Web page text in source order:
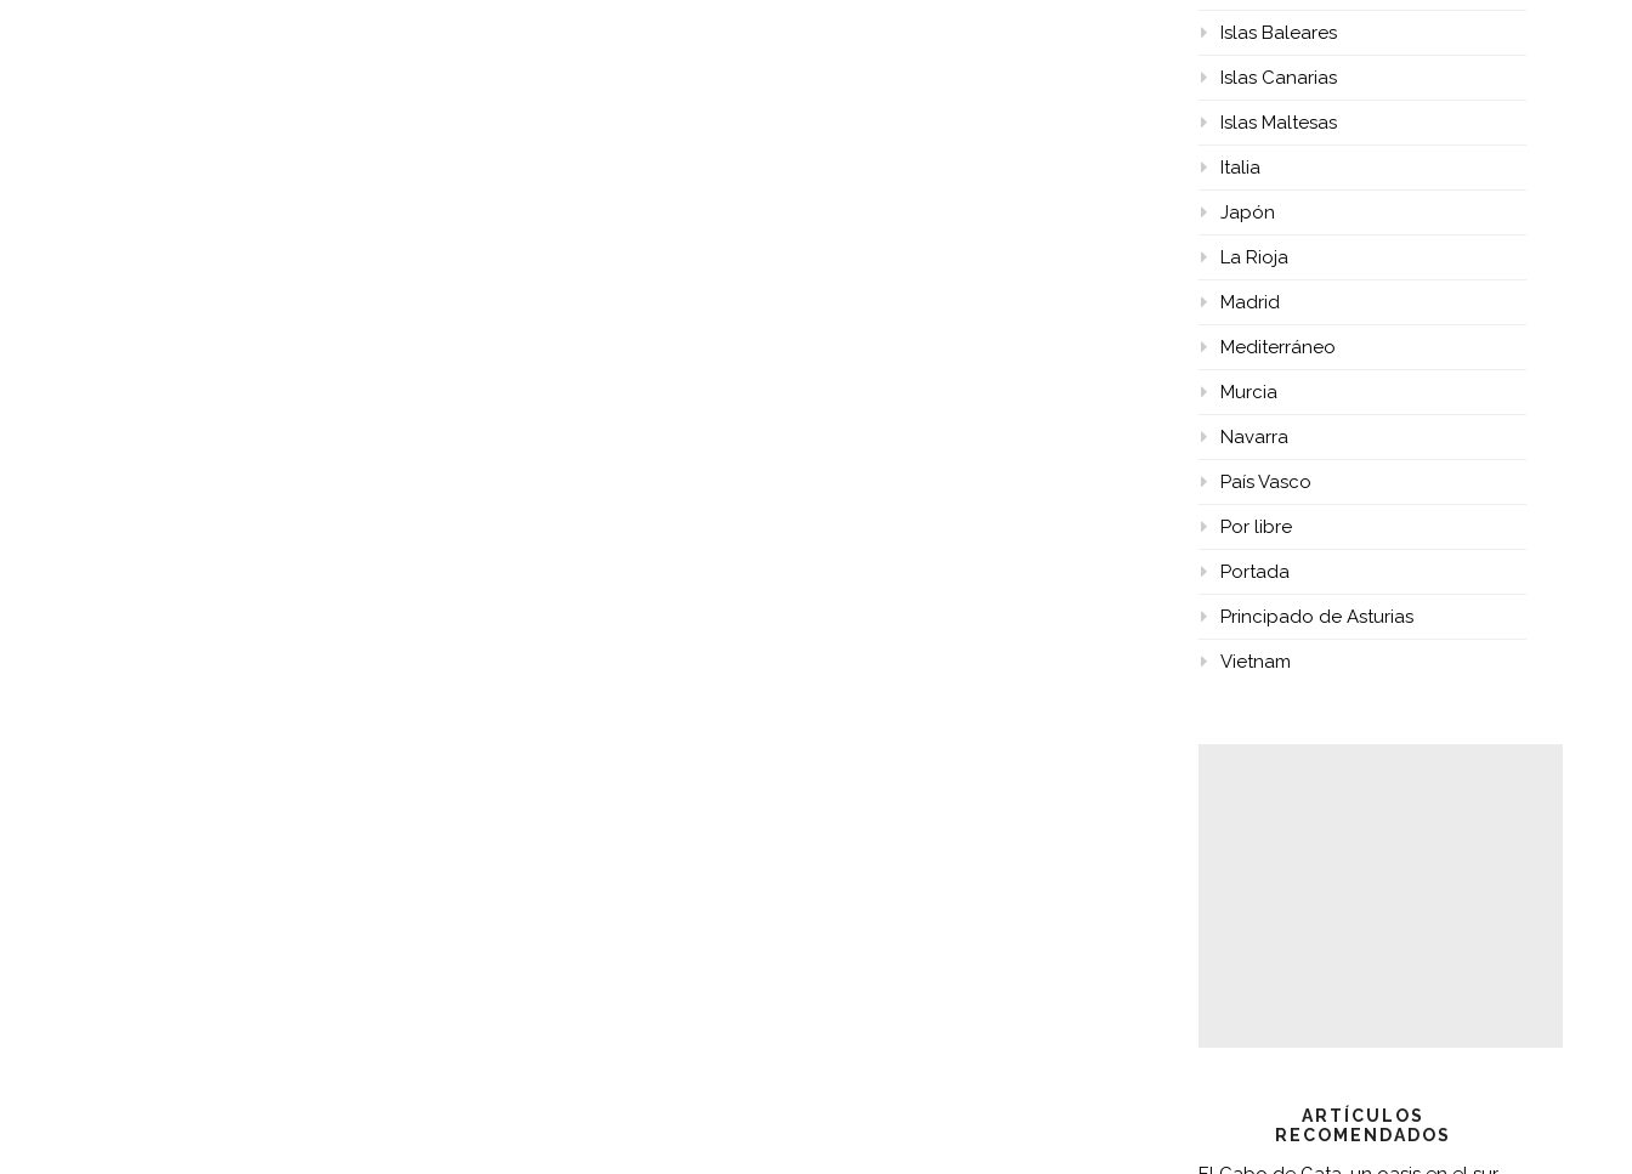
Islas Baleares
Islas Canarias
Islas Maltesas
Italia
Japón
La Rioja
Madrid
Mediterráneo
Murcia
Navarra
País Vasco
Por libre
Portada
Principado de Asturias
Vietnam
ARTÍCULOS
RECOMENDADOS